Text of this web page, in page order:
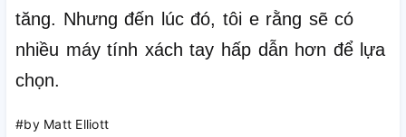
tăng. Nhưng đến lúc đó, tôi e rằng sẽ có
nhiều máy tính xách tay hấp dẫn hơn để lựa
chọn.
#by Matt Elliott